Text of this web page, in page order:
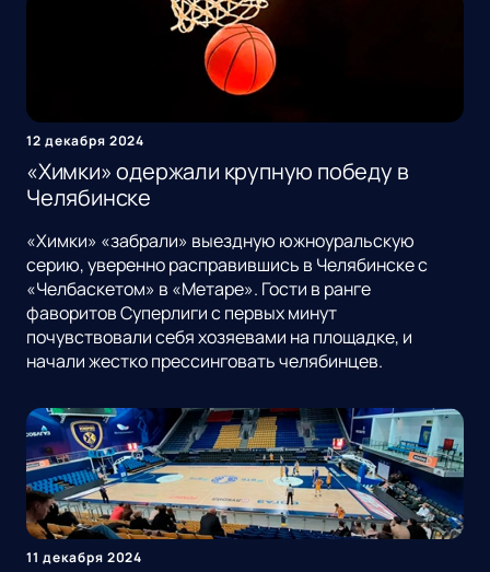
12 декабря 2024
«Химки» одержали крупную победу в
Челябинске
«Химки» «забрали» выездную южноуральскую
серию, уверенно расправившись в Челябинске с
«Челбаскетом» в «Метаре». Гости в ранге
фаворитов Суперлиги с первых минут
почувствовали себя хозяевами на площадке, и
начали жестко прессинговать челябинцев.
11 декабря 2024